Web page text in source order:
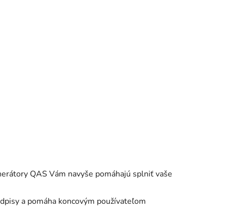
QAS Vám navyše pomáhajú splniť vaše
a pomáha koncovým používateľom